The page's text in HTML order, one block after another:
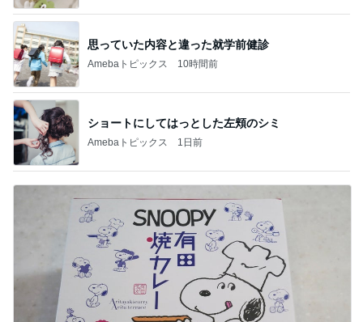
思っていた内容と違った就学前健診
Amebaトピックス 10時間前
ショートにしてはっとした左頬のシミ
Amebaトピックス 1日前